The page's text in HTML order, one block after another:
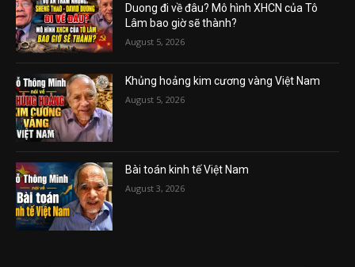
Duong đi về đâu? Mô hình XHCN của Tô
Lâm bao giờ sẽ thành?
August 5, 2026
Khủng hoảng kim cương vàng Việt Nam
August 5, 2026
Bài toán kinh tế Việt Nam
August 3, 2026